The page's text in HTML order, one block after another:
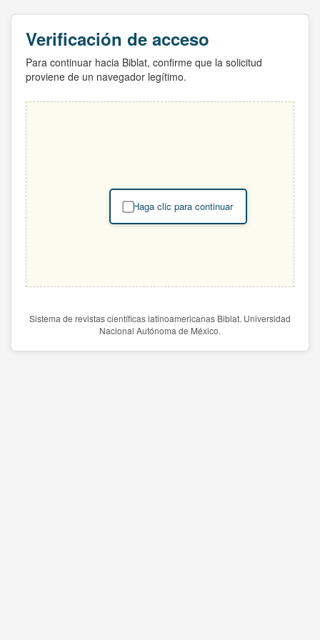
Verificación de acceso
Para continuar hacia Biblat, confirme que la solicitud
proviene de un navegador legítimo.
Haga clic para continuar
Sistema de revistas científicas latinoamericanas Biblat. Universidad
Nacional Autónoma de México.